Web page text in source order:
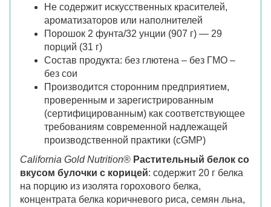
Не содержит искусственных красителей,
ароматизаторов или наполнителей
Порошок 2 фунта/32 унции (907 г) — 29
порций (31 г)
Состав продукта: без глютена – без ГМО –
без сои
Производится сторонним предприятием,
проверенным и зарегистрированным
(сертифицированным) как соответствующее
требованиям современной надлежащей
производственной практики (cGMP)
California Gold Nutrition® Растительный белок со
вкусом булочки с корицей: содержит 20 г белка
на порцию из изолята горохового белка,
концентрата белка коричневого риса, семян льна,